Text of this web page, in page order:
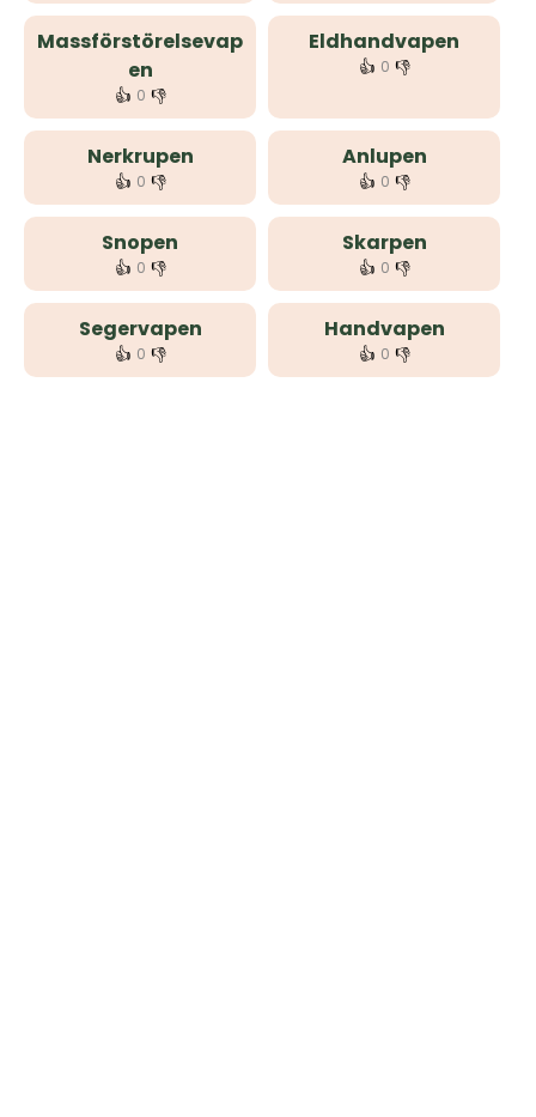
Massförstörelsevap
en
👍 0 👎
Eldhandvapen
👍 0 👎
Nerkrupen
👍 0 👎
Anlupen
👍 0 👎
Snopen
👍 0 👎
Skarpen
👍 0 👎
Segervapen
👍 0 👎
Handvapen
👍 0 👎